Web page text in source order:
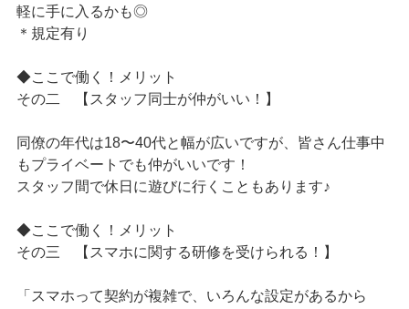
軽に手に入るかも◎
＊規定有り
◆ここで働く！メリット
その二 【スタッフ同士が仲がいい！】
同僚の年代は18〜40代と幅が広いですが、皆さん仕事中
もプライベートでも仲がいいです！
スタッフ間で休日に遊びに行くこともあります♪
◆ここで働く！メリット
その三 【スマホに関する研修を受けられる！】
「スマホって契約が複雑で、いろんな設定があるから